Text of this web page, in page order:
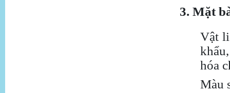
3. Mặt
Vật
hóa
Màu